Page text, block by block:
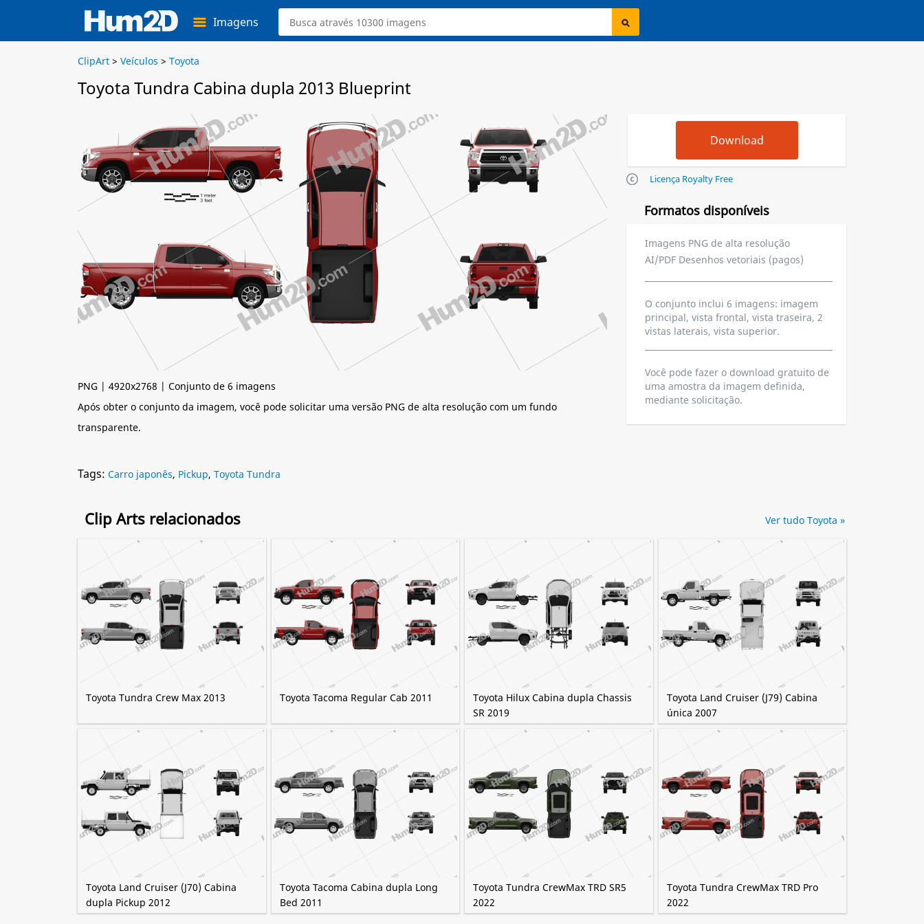
Imagens
ClipArt > Veículos > Toyota
Toyota Tundra Cabina dupla 2013 Blueprint
PNG | 4920x2768 | Conjunto de 6 imagens
Após obter o conjunto da imagem, você pode solicitar uma versão PNG de alta resolução com um fundo
transparente.
Licença Royalty Free
Formatos disponíveis
Imagens PNG de alta resolução
AI/PDF Desenhos vetoriais (pagos)
O conjunto inclui 6 imagens: imagem
principal, vista frontal, vista traseira, 2
vistas laterais, vista superior.
Você pode fazer o download gratuito de
uma amostra da imagem definida,
mediante solicitação.
Tags: Carro japonês, Pickup, Toyota Tundra
Clip Arts relacionados
Toyota Tundra Crew Max 2013 Toyota Tacoma Regular Cab 2011
Toyota Hilux Cabina dupla Chassis
SR 2019
Toyota Land Cruiser (J79) Cabina
única 2007
Toyota Land Cruiser (J70) Cabina
dupla Pickup 2012
Toyota Tacoma Cabina dupla Long
Bed 2011
Toyota Tundra CrewMax TRD SR5
2022
Toyota Tundra CrewMax TRD Pro
2022
Ver tudo Toyota »